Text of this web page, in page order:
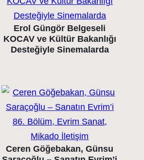
Erol Güngör Belgeseli
KOCAV ve Kültür Bakanlığı
Desteğiyle Sinemalarda
Ceren Göğebakan, Günsu